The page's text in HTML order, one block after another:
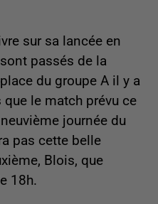
sur sa lancée en
passés de la
du groupe A il y a
le match prévu ce
journée du
pas cette belle
Blois, que
18h.